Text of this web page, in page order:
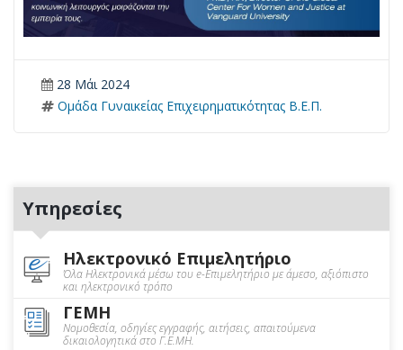
28 Μάι 2024
Ομάδα Γυναικείας Επιχειρηματικότητας Β.Ε.Π.
Υπηρεσίες
Ηλεκτρονικό Επιμελητήριο
Όλα Ηλεκτρονικά μέσω του e-Επιμελητήριο με άμεσο, αξιόπιστο
και ηλεκτρονικό τρόπο
ΓΕΜΗ
Νομοθεσία, οδηγίες εγγραφής, αιτήσεις, απαιτούμενα
δικαιολογητικά στο Γ.Ε.ΜΗ.